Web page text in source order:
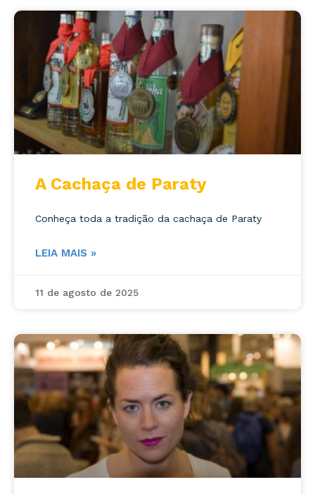
A Cachaça de Paraty
Conheça toda a tradição da cachaça de Paraty
LEIA MAIS »
11 de agosto de 2025